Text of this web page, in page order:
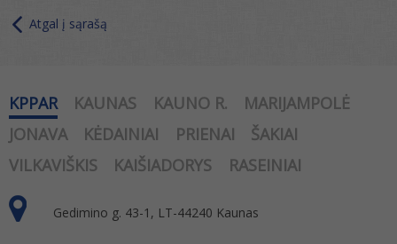
Atgal į sąrašą
KPPAR KAUNAS KAUNO R.
MARIJAMPOLĖ
JONAVA
KĖDAINIAI PRIENAI
ŠAKIAI
VILKAVIŠKIS
KAIŠIADORYS RASEINIAI
Gedimino g. 43-1, LT-44240 Kaunas